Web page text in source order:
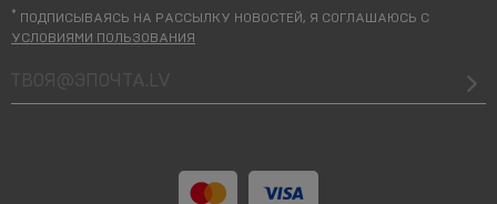
* ПОДПИСЫВАЯСЬ НА РАССЫЛКУ НОВОСТЕЙ, Я СОГЛАШАЮСЬ С
УСЛОВИЯМИ ПОЛЬЗОВАНИЯ
твоя@Эпочта.lv